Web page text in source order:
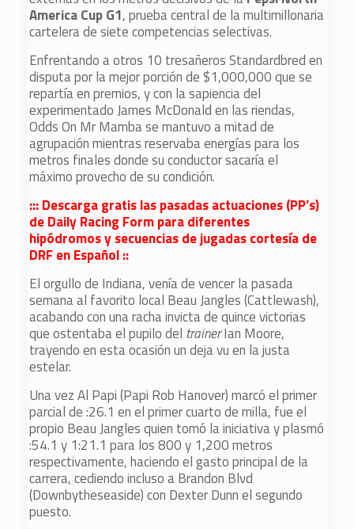
America Cup G1, prueba central de la multimillonaria
cartelera de siete competencias selectivas.
Enfrentando a otros 10 tresañeros Standardbred en
disputa por la mejor porción de $1,000,000 que se
repartía en premios, y con la sapiencia del
experimentado James McDonald en las riendas,
Odds On Mr Mamba se mantuvo a mitad de
agrupación mientras reservaba energías para los
metros finales donde su conductor sacaría el
máximo provecho de su condición.
::: Descarga gratis las pasadas actuaciones (PP’s)
de Daily Racing Form para diferentes
hipódromos y secuencias de jugadas cortesía de
DRF en Español ::
El orgullo de Indiana, venía de vencer la pasada
semana al favorito local Beau Jangles (Cattlewash),
acabando con una racha invicta de quince victorias
que ostentaba el pupilo del trainerIan Moore,
trayendo en esta ocasión un deja vu en la justa
estelar.
Una vez Al Papi (Papi Rob Hanover) marcó el primer
parcial de :26.1 en el primer cuarto de milla, fue el
propio Beau Jangles quien tomó la iniciativa y plasmó
:54.1 y 1:21.1 para los 800 y 1,200 metros
respectivamente, haciendo el gasto principal de la
carrera, cediendo incluso a Brandon Blvd
(Downbytheseaside) con Dexter Dunn el segundo
puesto.